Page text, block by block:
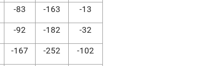
-83 -163 -13
-92 -182 -32
-167 -252 -102